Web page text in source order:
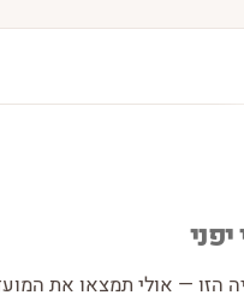
הזו — אולי תמצאו את